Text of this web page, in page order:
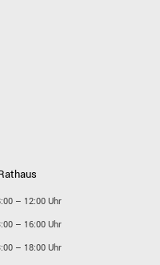
– 12:00 Uhr
– 16:00 Uhr
– 18:00 Uhr